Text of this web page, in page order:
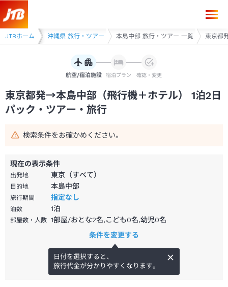
JTBホーム
沖縄県 沖縄県 旅行・ツアー 本島中部 旅行・ツアー 一覧 東京都
航空/宿泊施設 宿泊プラン 確認・変更
東京都発→本島中部（飛行機＋ホテル） 1泊2日
パック・ツアー・旅行
検索条件をお確かめください。
現在の表示条件
出発地 東京（すべて）
目的地 本島中部
旅行期間 指定なし
泊数 1泊
部屋数・人数 1部屋/おとな2名,こども0名,幼児0名
条件を変更する
日付を選択すると、
旅行代金が分かりやすくなります。